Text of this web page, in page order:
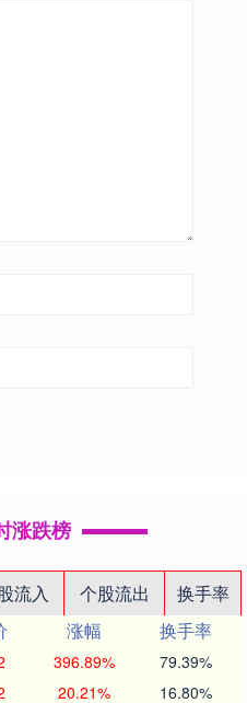
涨跌榜
流入 个股流出
换手率
涨幅
换手率
396.89% 79.39%
20.21% 16.80%